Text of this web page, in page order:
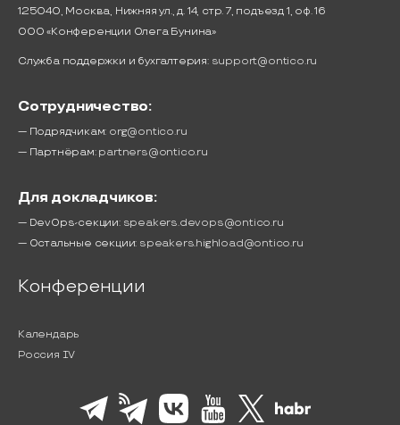
125040, Москва, Нижняя ул., д. 14, стр. 7, подъезд 1, оф. 16
ООО «Конференции Олега Бунина»
Служба поддержки и бухгалтерия: support@ontico.ru
Сотрудничество:
— Подрядчикам: org@ontico.ru
— Партнёрам: partners@ontico.ru
Для докладчиков:
— DevOps-секции: speakers.devops@ontico.ru
— Остальные секции: speakers.highload@ontico.ru
Конференции
Календарь
Россия IV